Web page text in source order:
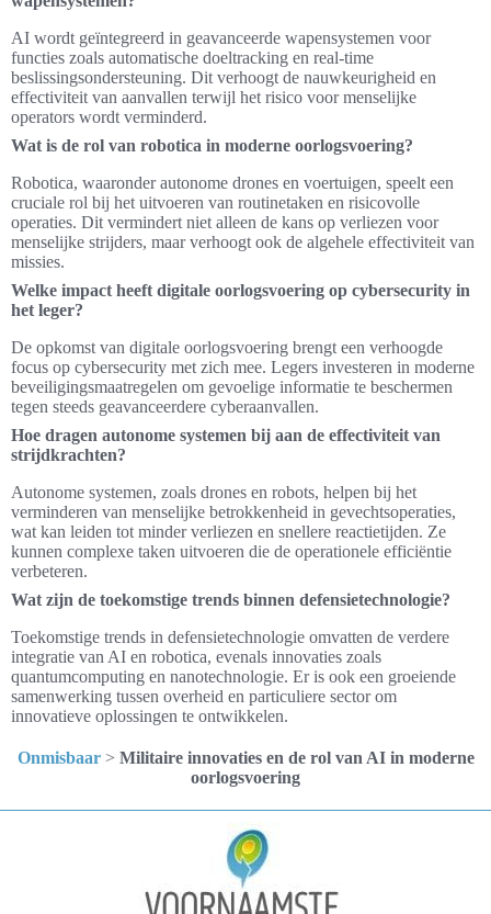
AI wordt geïntegreerd in geavanceerde wapensystemen voor
functies zoals automatische doeltracking en real-time
beslissingsondersteuning. Dit verhoogt de nauwkeurigheid en
effectiviteit van aanvallen terwijl het risico voor menselijke
operators wordt verminderd.
Wat is de rol van robotica in moderne oorlogsvoering?
Robotica, waaronder autonome drones en voertuigen, speelt een
cruciale rol bij het uitvoeren van routinetaken en risicovolle
operaties. Dit vermindert niet alleen de kans op verliezen voor
menselijke strijders, maar verhoogt ook de algehele effectiviteit van
missies.
Welke impact heeft digitale oorlogsvoering op cybersecurity in
het leger?
De opkomst van digitale oorlogsvoering brengt een verhoogde
focus op cybersecurity met zich mee. Legers investeren in moderne
beveiligingsmaatregelen om gevoelige informatie te beschermen
tegen steeds geavanceerdere cyberaanvallen.
Hoe dragen autonome systemen bij aan de effectiviteit van
strijdkrachten?
Autonome systemen, zoals drones en robots, helpen bij het
verminderen van menselijke betrokkenheid in gevechtsoperaties,
wat kan leiden tot minder verliezen en snellere reactietijden. Ze
kunnen complexe taken uitvoeren die de operationele efficiëntie
verbeteren.
Wat zijn de toekomstige trends binnen defensietechnologie?
Toekomstige trends in defensietechnologie omvatten de verdere
integratie van AI en robotica, evenals innovaties zoals
quantumcomputing en nanotechnologie. Er is ook een groeiende
samenwerking tussen overheid en particuliere sector om
innovatieve oplossingen te ontwikkelen.
Onmisbaar> Militaire innovaties en de rol van AI in moderne
oorlogsvoering